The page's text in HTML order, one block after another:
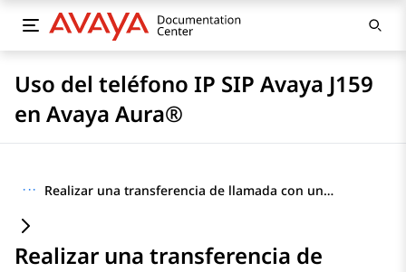
Uso del teléfono IP SIP Avaya J159
en Avaya Aura®
··· Realizar una transferencia de llamada con una tecla de acceso directo
Realizar una transferencia de